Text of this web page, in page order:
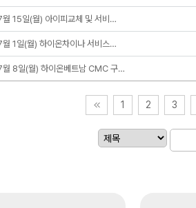
15일(월) 아이피교체 및 서비…
1일(월) 하이온차이나 서비스…
8일(월) 하이온베트남 CMC 구…
1 2 3